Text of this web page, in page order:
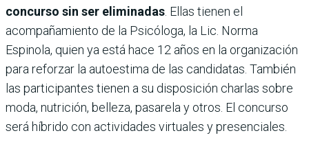
concurso sin ser eliminadas . Ellas tienen el
acompañamiento de la Psicóloga, la Lic. Norma
Espinola, quien ya está hace 12 años en la organización
para reforzar la autoestima de las candidatas. También
las participantes tienen a su disposición charlas sobre
moda, nutrición, belleza, pasarela y otros. El concurso
será híbrido con actividades virtuales y presenciales.